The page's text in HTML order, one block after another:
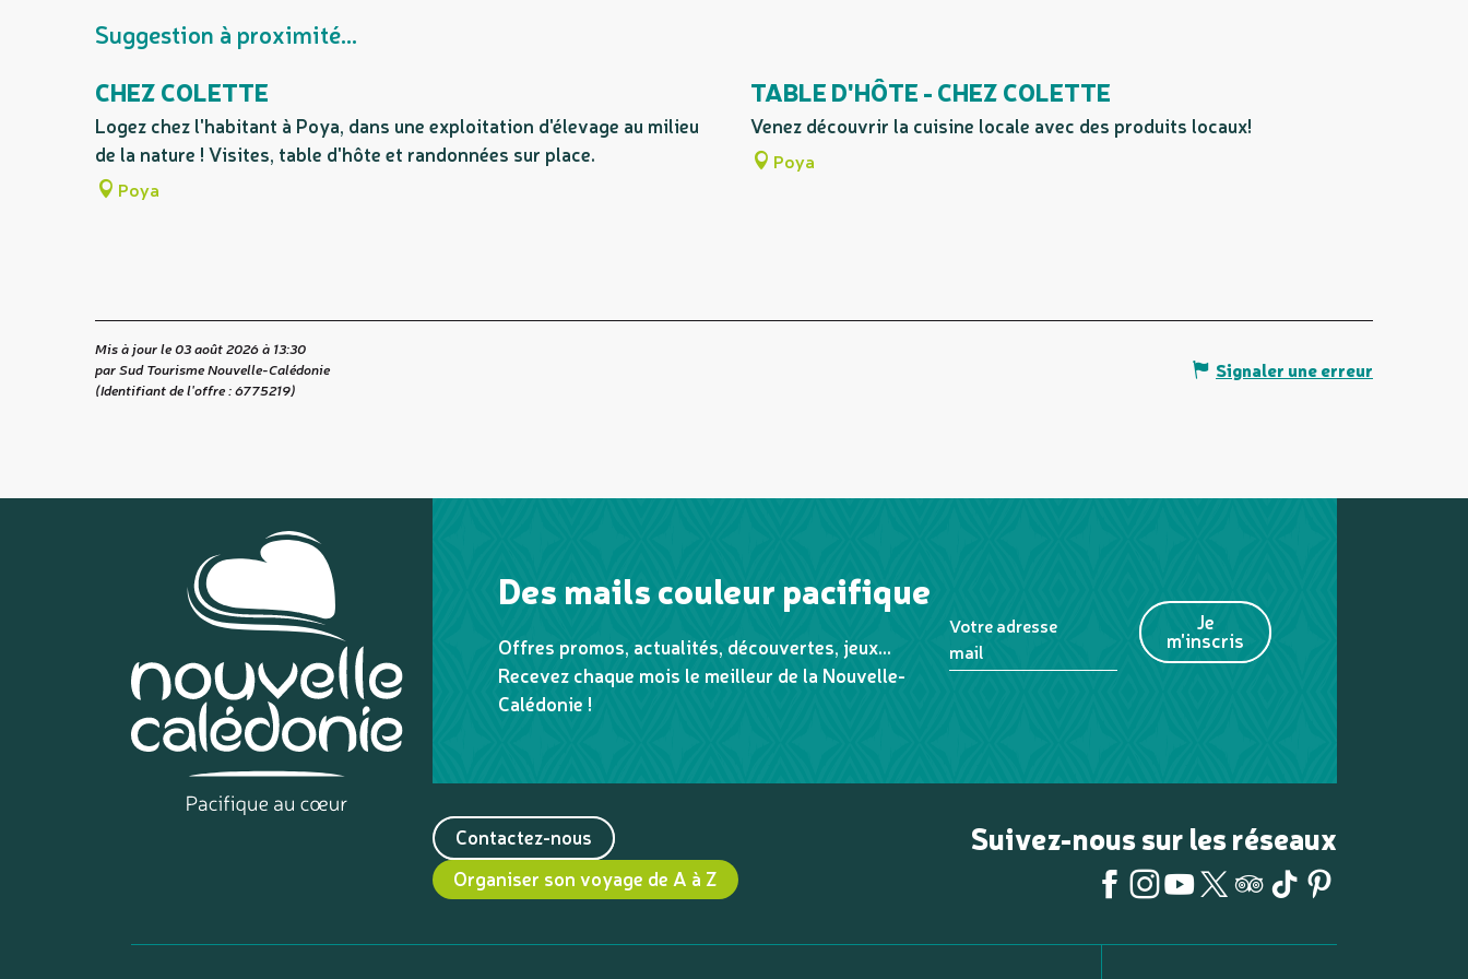
Suggestion à proximité...
CHEZ COLETTE
Logez chez l'habitant à Poya, dans une exploitation d'élevage au milieu
de la nature ! Visites, table d'hôte et randonnées sur place.
Poya
TABLE D'HÔTE - CHEZ COLETTE
Venez découvrir la cuisine locale avec des produits locaux!
Poya
Mis à jour le 03 août 2026 à 13:30
par Sud Tourisme Nouvelle-Calédonie
(Identifiant de l'offre :6775219)
Signaler une erreur
Des mails couleur pacifique
Offres promos, actualités, découvertes, jeux...
Recevez chaque mois le meilleur de la Nouvelle-
Calédonie !
Votre adresse
mail
Je
m'inscris
Contactez-nous
Organiser son voyage de A à Z
Suivez-nous sur les réseaux